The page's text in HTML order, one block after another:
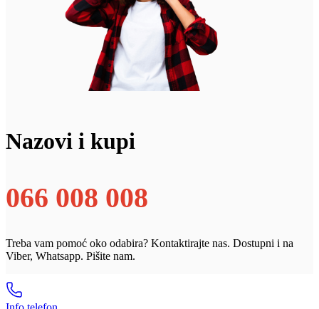
Nazovi i kupi
066 008 008
Treba vam pomoć oko odabira? Kontaktirajte nas. Dostupni i na
Viber, Whatsapp. Pišite nam.